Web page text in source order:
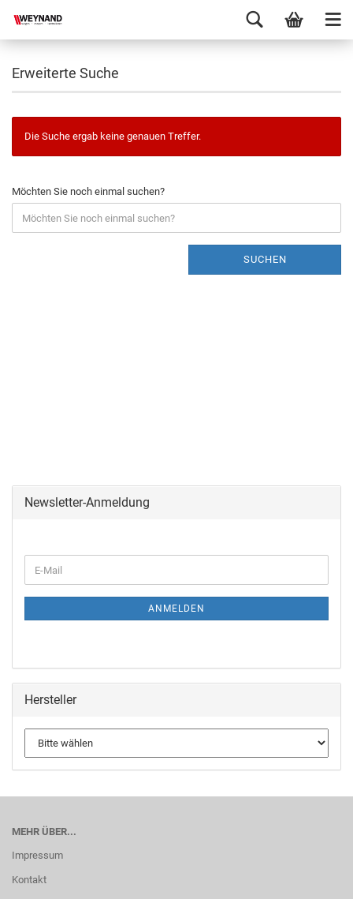
Erweiterte Suche
Die Suche ergab keine genauen Treffer.
Möchten Sie noch einmal suchen?
SUCHEN
Newsletter-Anmeldung
ANMELDEN
Hersteller
MEHR ÜBER...
Impressum
Kontakt